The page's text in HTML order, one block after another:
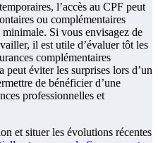
l’accès au CPF peut
ou complémentaires
minimale. Si vous envisagez de
il est utile d’évaluer tôt les
complémentaires
peut éviter les surprises lors d’un
de bénéficier d’une
professionnelles et
et situer les évolutions récentes